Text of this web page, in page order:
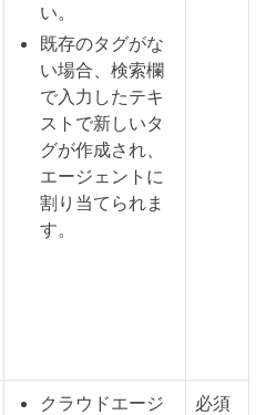
い。
既存のタグがな
い場合、検索欄
で入力したテキ
ストで新しいタ
グが作成され、
エージェントに
割り当てられま
す。
クラウドエージ
必須